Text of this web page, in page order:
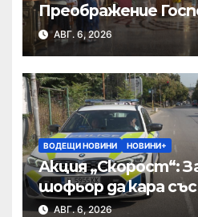
Преображение
АВГ. 6, 2026
ВОДЕЩИ НОВИНИ НОВИНИ+
Акция „Скорост“:
шофьор да кара със
Пристое
АВГ. 6, 2026